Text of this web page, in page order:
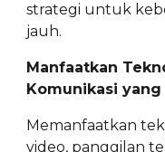
strategi untuk
jauh.
Manfaatkan
Komunikasi
Memanfaatkan
video, panggilan